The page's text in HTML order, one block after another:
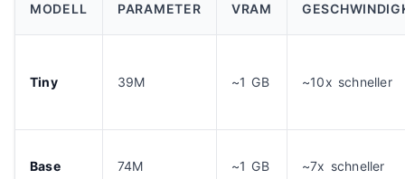
MODELL PARAMETER VRAM
Tiny 39M ~1 GB ~10x schneller
Base 74M ~1 GB ~7x schneller